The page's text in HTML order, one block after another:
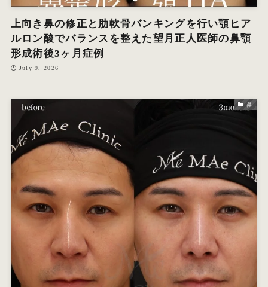
上向き鼻の修正と肋軟骨バンキングを行い顎ヒア
ルロン酸でバランスを整えた望月正人医師の鼻顎
形成術後3ヶ月症例
July 9, 2026
鼻